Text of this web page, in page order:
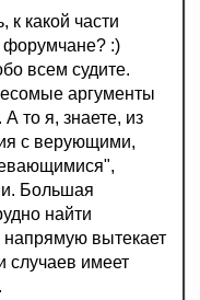
к какой части
форумчане? :)
всем судите.
аргументы
то я, знаете, из
с верующими,
Большая
найти
напрямую вытекает
случаев имеет